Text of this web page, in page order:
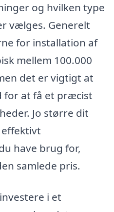
og hvilken type
vælges. Generelt
for installation af
mellem 100.000
det er vigtigt at
for at få et præcist
Jo større dit
effektivt
have brug for,
samlede pris.
i et